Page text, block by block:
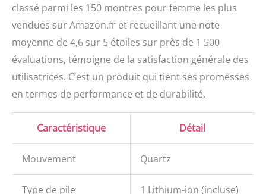
classé parmi les 150 montres pour femme les plus
vendues sur Amazon.fr et recueillant une note
moyenne de 4,6 sur 5 étoiles sur près de 1 500
évaluations, témoigne de la satisfaction générale des
utilisatrices. C’est un produit qui tient ses promesses
en termes de performance et de durabilité.
Caractéristique Détail
Mouvement Quartz
Type de pile 1 Lithium-ion (incluse)